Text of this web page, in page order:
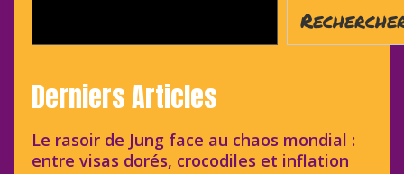
Derniers Articles
Le rasoir de Jung face au chaos mondial :
entre visas dorés, crocodiles et inflation